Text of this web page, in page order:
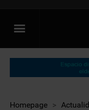
Homepage >